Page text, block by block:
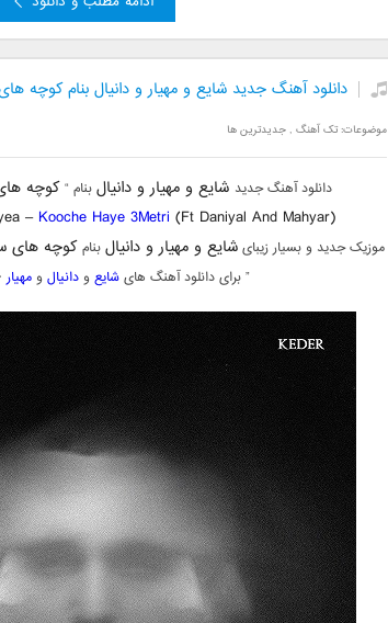
دانلود آهنگ جدید شایع و مهیار و دانیال بنام کوچه
موضوعات:تک آهنگ ,جدیدترین ها
دانلود آهنگ جدید شایع و مهیار و دانیالبنام “کوچه
– Kooche Haye 3Metri (Ft Daniyal And Mahyar)
موزیک جدید و بسیار زیبایشایع و مهیار و دانیالبنامکوچه های
” برای دانلود آهنگ هایشایع ودانیال ومهیار